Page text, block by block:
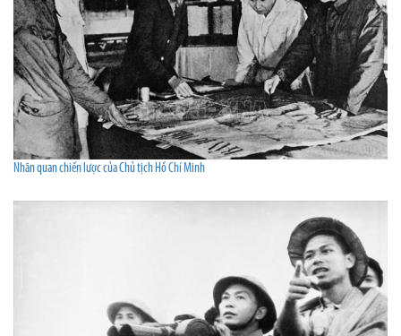
Nhãn quan chiến lược của Chủ tịch Hồ Chí Minh